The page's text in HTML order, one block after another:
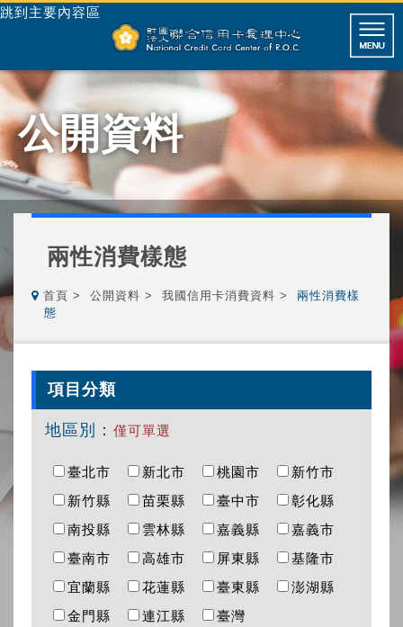
跳到主要內容區
公開資料
兩性消費樣態
首頁 公開資料 我國信用卡消費資料
兩性消費樣
態
項目分類
地區別： 僅可單選
臺北市 新北市 桃園市
新竹市
新竹縣
苗栗縣 臺中市
彰化縣
南投縣
雲林縣 嘉義縣
嘉義市
臺南市
高雄市 屏東縣
基隆市
宜蘭縣
花蓮縣 臺東縣
澎湖縣
金門縣
連江縣 臺灣